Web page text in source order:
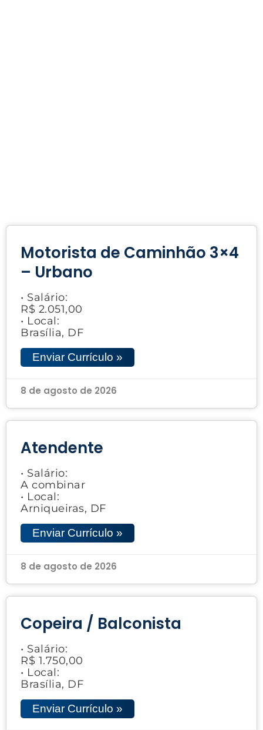
Motorista de Caminhão 3×4
– Urbano
• Salário:
R$ 2.051,00
• Local:
Brasília, DF
Enviar Currículo »
8 de agosto de 2026
Atendente
• Salário:
A combinar
• Local:
Arniqueiras, DF
Enviar Currículo »
8 de agosto de 2026
Copeira / Balconista
• Salário:
R$ 1.750,00
• Local:
Brasília, DF
Enviar Currículo »